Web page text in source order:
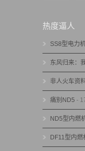
热度逼人
SS8型电力
东风归来：
非人火车资
痛别ND5 -
ND5型内燃
DF11型内燃